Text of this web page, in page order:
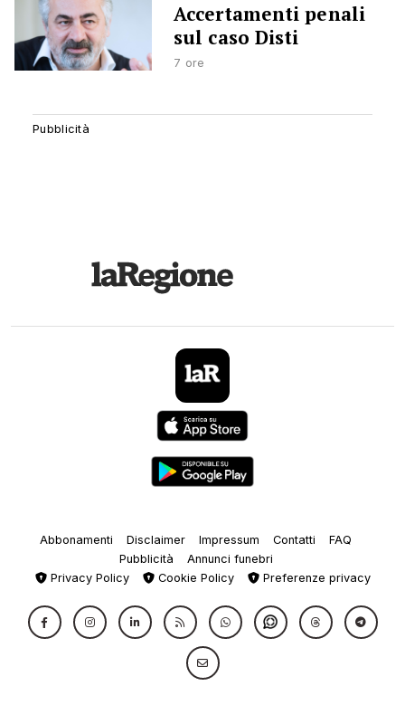
Accertamenti penali
sul caso Disti
7 ore
Abbonamenti Disclaimer Impressum Contatti
FAQ
Pubblicità
Annunci funebri
Privacy Policy
Cookie Policy Preferenze privacy